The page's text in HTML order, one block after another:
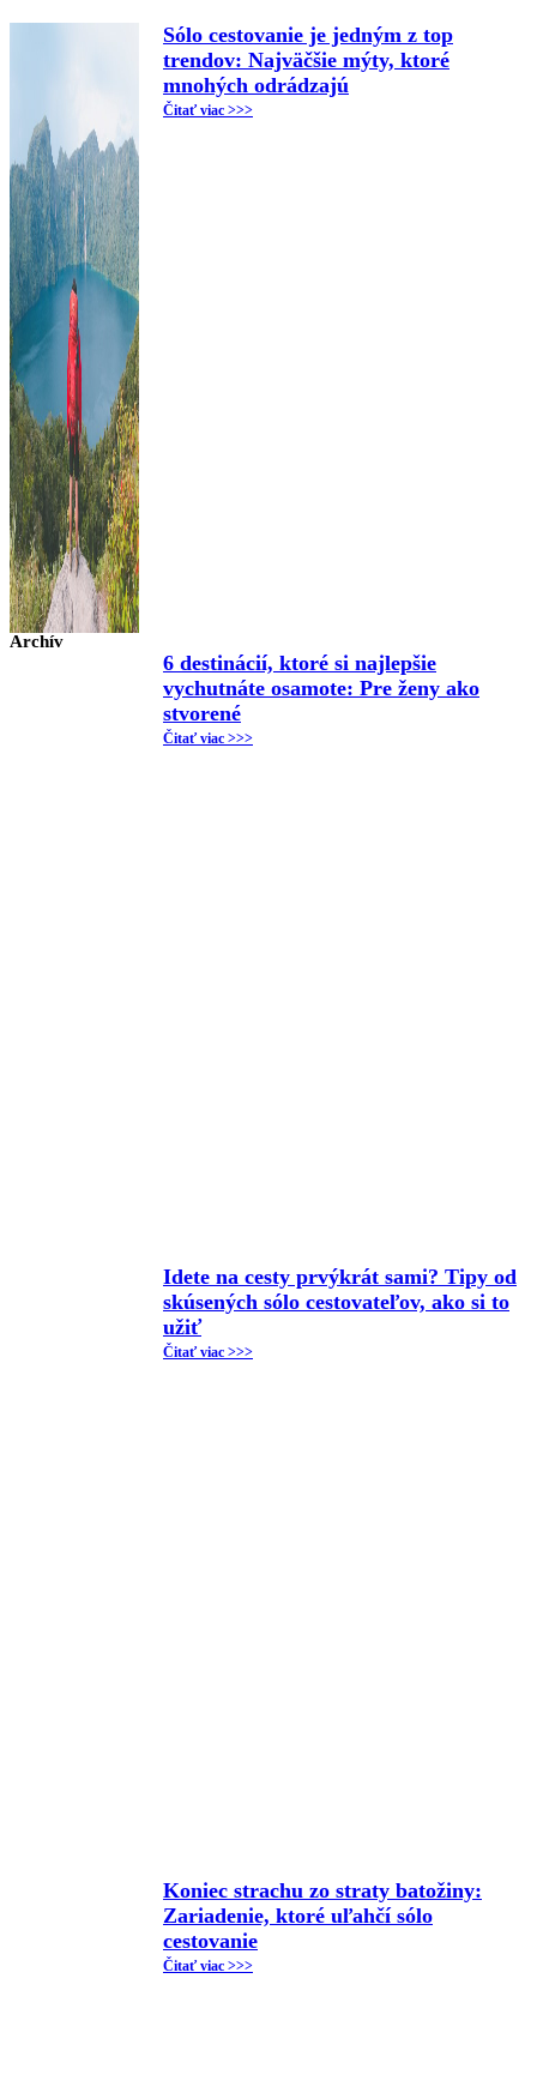
Sólo cestovanie je jedným z top
trendov: Najväčšie mýty, ktoré
mnohých odrádzajú
Čitať viac >>>
Archív
6 destinácií, ktoré si najlepšie
vychutnáte osamote: Pre ženy ako
stvorené
Čitať viac >>>
Idete na cesty prvýkrát sami? Tipy od
skúsených sólo cestovateľov, ako si to
užiť
Čitať viac >>>
Koniec strachu zo straty batožiny:
Zariadenie, ktoré uľahčí sólo
cestovanie
Čitať viac >>>